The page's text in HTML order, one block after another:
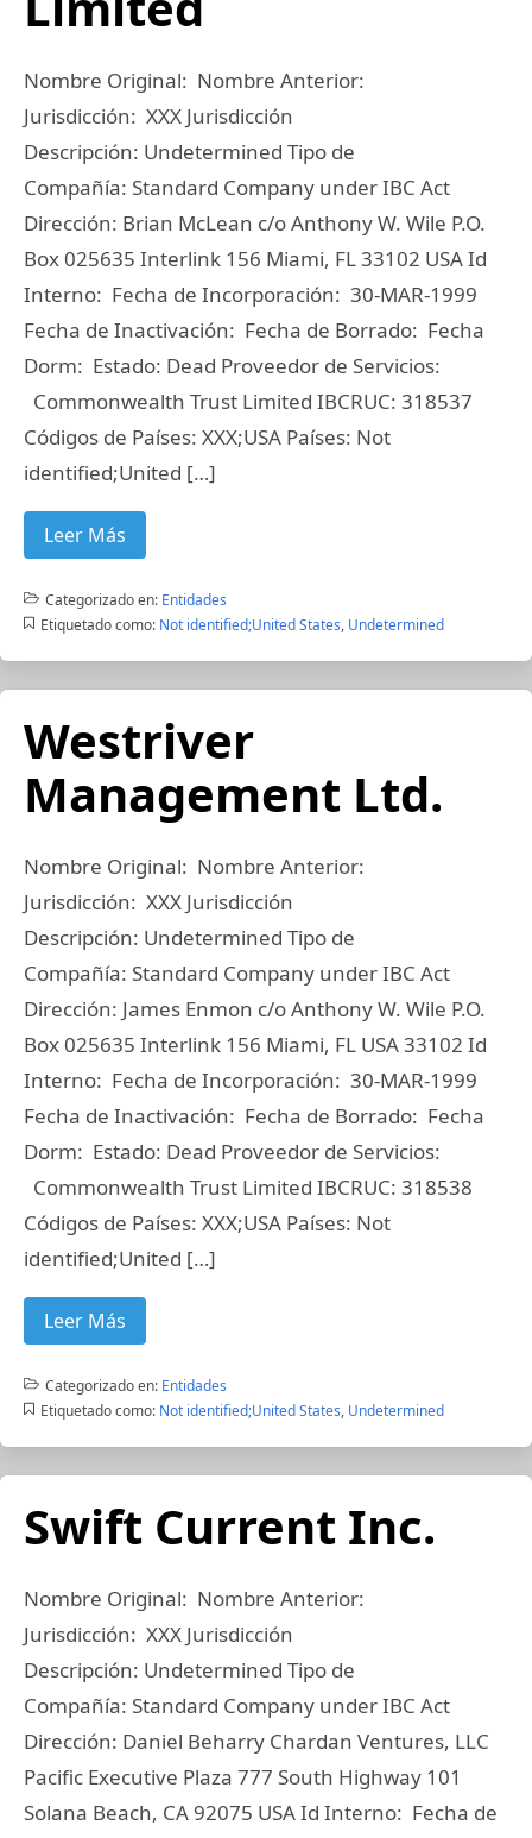
Nombre Original: Nombre Anterior:
Jurisdicción: XXX Jurisdicción
Descripción: Undetermined Tipo de
Compañía: Standard Company under IBC Act
Dirección: Brian McLean c/o Anthony W. Wile P.O.
Box 025635 Interlink 156 Miami, FL 33102 USA Id
Interno: Fecha de Incorporación: 30-MAR-1999
Fecha de Inactivación: Fecha de Borrado: Fecha
Dorm: Estado: Dead Proveedor de Servicios:
Commonwealth Trust Limited IBCRUC: 318537
Códigos de Países: XXX;USA Países: Not
identified;United […]
Leer Más
Categorizado en: Entidades
Etiquetado como: Not identified;United States, Undetermined
Westriver
Management Ltd.
Nombre Original: Nombre Anterior:
Jurisdicción: XXX Jurisdicción
Descripción: Undetermined Tipo de
Compañía: Standard Company under IBC Act
Dirección: James Enmon c/o Anthony W. Wile P.O.
Box 025635 Interlink 156 Miami, FL USA 33102 Id
Interno: Fecha de Incorporación: 30-MAR-1999
Fecha de Inactivación: Fecha de Borrado: Fecha
Dorm: Estado: Dead Proveedor de Servicios:
Commonwealth Trust Limited IBCRUC: 318538
Códigos de Países: XXX;USA Países: Not
identified;United […]
Leer Más
Categorizado en: Entidades
Etiquetado como: Not identified;United States, Undetermined
Swift Current Inc.
Nombre Original: Nombre Anterior:
Jurisdicción: XXX Jurisdicción
Descripción: Undetermined Tipo de
Compañía: Standard Company under IBC Act
Dirección: Daniel Beharry Chardan Ventures, LLC
Pacific Executive Plaza 777 South Highway 101
Solana Beach, CA 92075 USA Id Interno: Fecha de